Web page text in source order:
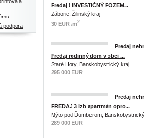
a
podpora
Predaj ! INVESTIČNÝ POZEM...
Záborie, Žilinský kraj
30 EUR /m2
Predaj
Predaj rodinný dom v obci ...
Staré Hory, Banskobystrický kraj
295 000 EUR
Predaj
PREDAJ 3 izb apartmán opro...
Mýto pod Ďumbierom,
289 000 EUR